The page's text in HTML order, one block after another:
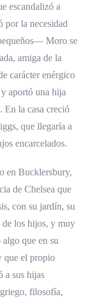
escandalizó a
por la necesidad
Moro se
amiga de la
carácter enérgico
aportó una hija
En la casa creció
que llegaría a
encarcelados.
en Bucklersbury,
de Chelsea que
con su jardín, su
los hijos, y muy
que en su
que el propio
a sus hijas
filosofía,